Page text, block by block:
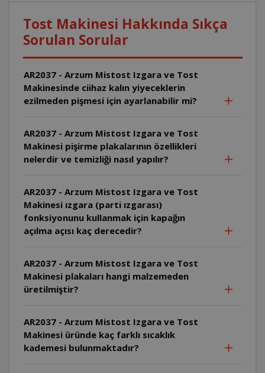
Tost Makinesi Hakkında Sıkça
Sorulan Sorular
AR2037 - Arzum Mistost Izgara ve Tost
Makinesinde ciihaz kalın yiyeceklerin
ezilmeden pişmesi için ayarlanabilir mi?
AR2037 - Arzum Mistost Izgara ve Tost
Makinesi pişirme plakalarının özellikleri
nelerdir ve temizliği nasıl yapılır?
AR2037 - Arzum Mistost Izgara ve Tost
Makinesi ızgara (parti ızgarası)
fonksiyonunu kullanmak için kapağın
açılma açısı kaç derecedir?
AR2037 - Arzum Mistost Izgara ve Tost
Makinesi plakaları hangi malzemeden
üretilmiştir?
AR2037 - Arzum Mistost Izgara ve Tost
Makinesi üründe kaç farklı sıcaklık
kademesi bulunmaktadır?